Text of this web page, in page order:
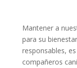
Mantener a
para su
responsables,
compañeros